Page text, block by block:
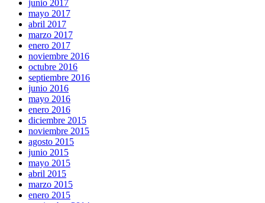
junio 2017
mayo 2017
abril 2017
marzo 2017
enero 2017
noviembre 2016
octubre 2016
septiembre 2016
junio 2016
mayo 2016
enero 2016
diciembre 2015
noviembre 2015
agosto 2015
junio 2015
mayo 2015
abril 2015
marzo 2015
enero 2015